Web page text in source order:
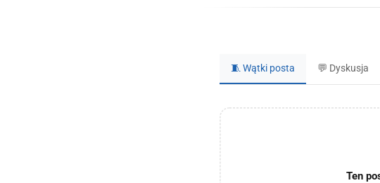
🧵 Wątki posta 💬 Dyskusja
Ten